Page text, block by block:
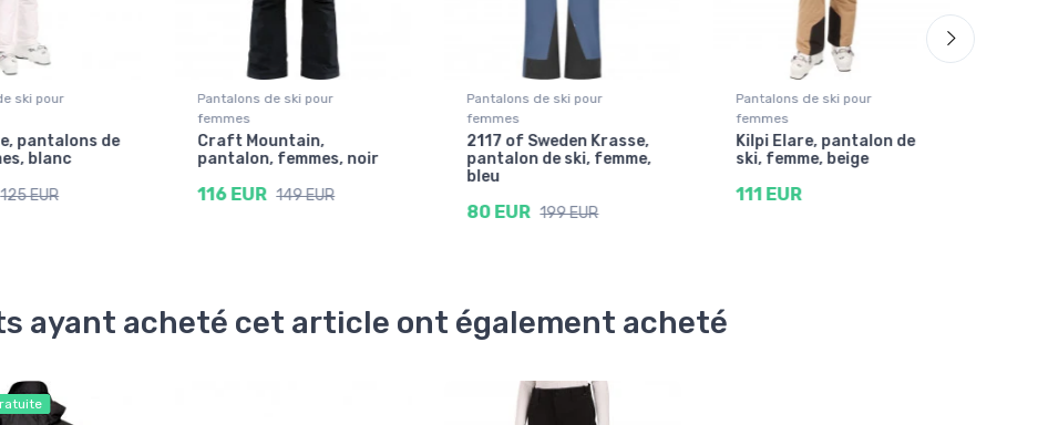
ski pour
pantalons de
blanc
125 EUR
Pantalons de ski pour
femmes
Craft Mountain,
pantalon, femmes, noir
116 EUR 149 EUR
Pantalons de ski pour
femmes
2117 of Sweden Krasse,
pantalon de ski, femme,
bleu
80 EUR 199 EUR
Pantalons de ski pour
femmes
Kilpi Elare, pantalon de
ski, femme, beige
111 EUR
ayant acheté cet article ont également acheté